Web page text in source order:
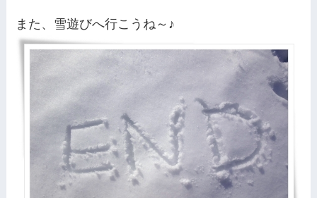
また、雪遊びへ行こうね～♪